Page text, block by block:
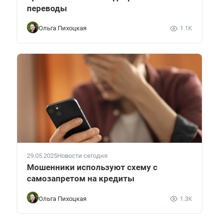
переводы
Ольга Пихоцкая 1.1K
29.05.2025Новости сегодня
Мошенники используют схему с
самозапретом на кредиты
Ольга Пихоцкая 1.3K